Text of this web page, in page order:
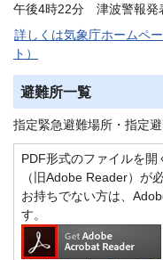
午後4時22分 津波警報発
詳しくは気象庁ホームペ
ト）
避難所一覧
指定緊急避難場所・指定
PDF形式のファイルを
（旧Adobe Reader）が
お持ちでない方は、
す。